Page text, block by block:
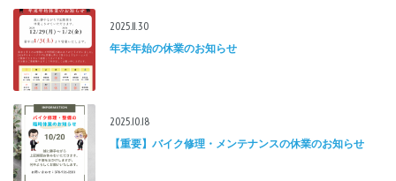
2025.11.30
年末年始の休業のお知らせ
2025.10.18
【重要】バイク修理・メンテナンスの休業のお知らせ